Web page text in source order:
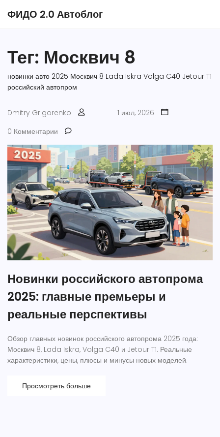
ФИДО 2.0 Автоблог
Тег: Москвич 8
новинки авто 2025 Москвич 8 Lada Iskra Volga C40 Jetour T1
российский автопром
Dmitry Grigorenko
1 июл, 2026
0 Комментарии
Новинки российского автопрома
2025: главные премьеры и
реальные перспективы
Обзор главных новинок российского автопрома 2025 года:
Москвич 8, Lada Iskra, Volga C40 и Jetour T1. Реальные
характеристики, цены, плюсы и минусы новых моделей.
Просмотреть больше